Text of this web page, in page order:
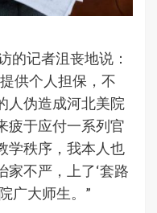
的记者沮丧地说：
供个人担保，不
人伪造成河北美院
疲于应付一系列官
学秩序，我本人也
家不严，上了‘套路
广大师生。”